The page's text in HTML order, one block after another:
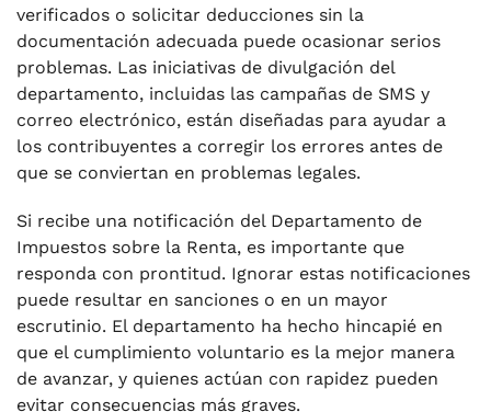
verificados o solicitar deducciones sin la
documentación adecuada puede ocasionar serios
problemas. Las iniciativas de divulgación del
departamento, incluidas las campañas de SMS y
correo electrónico, están diseñadas para ayudar a
los contribuyentes a corregir los errores antes de
que se conviertan en problemas legales.
Si recibe una notificación del Departamento de
Impuestos sobre la Renta, es importante que
responda con prontitud. Ignorar estas notificaciones
puede resultar en sanciones o en un mayor
escrutinio. El departamento ha hecho hincapié en
que el cumplimiento voluntario es la mejor manera
de avanzar, y quienes actúan con rapidez pueden
evitar consecuencias más graves.